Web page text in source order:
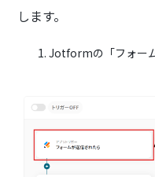
します。
Jotformの「フォー